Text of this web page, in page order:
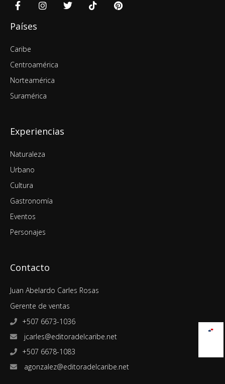
Países
Caribe
Centroamérica
Norteamérica
Suramérica
Experiencias
Naturaleza
Urbano
Cultura
Gastronomía
Eventos
Personajes
Contacto
Juan Abelardo Carles Rosas
Gerente de ventas
+507 6673-1036
jcarles@editoradelcaribe.net
+507 6678-1083
agonzalez@editoradelcaribe.net